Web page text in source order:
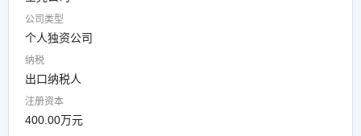
公司类型
个人独资公司
纳税
出口纳税人
注册资本
400.00万元